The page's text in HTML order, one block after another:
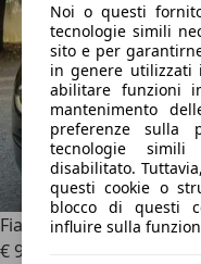
Fiat 500C500C III 2015
€ 9.300
Noi o questi
tecnologie simili
sito e per
in genere utilizzati
abilitare funzioni
mantenimento
preferenze sulla
tecnologie
disabilitato.
questi cookie o
blocco di questi
influire sulla